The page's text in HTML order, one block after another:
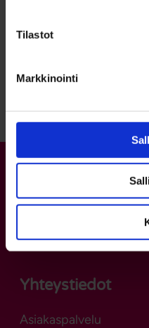
Tilastot
Markkinointi
Yhteystiedot
Asiakaspalvelu